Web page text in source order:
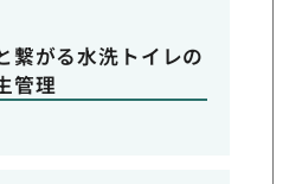
繋がる水洗トイレの
管理